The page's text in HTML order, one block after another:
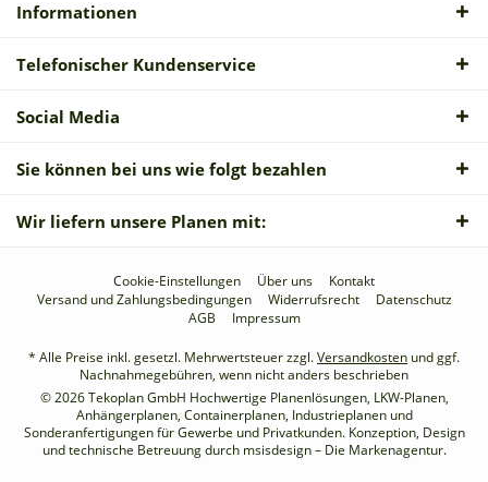
Informationen
Telefonischer Kundenservice
Social Media
Sie können bei uns wie folgt bezahlen
Wir liefern unsere Planen mit:
Cookie-Einstellungen Über uns
Kontakt
Versand und Zahlungsbedingungen
Widerrufsrecht
Datenschutz
AGB
Impressum
* Alle Preise inkl. gesetzl. Mehrwertsteuer zzgl.Versandkosten und ggf.
Nachnahmegebühren, wenn nicht anders beschrieben
© 2026 Tekoplan GmbH Hochwertige Planenlösungen, LKW-Planen,
Anhängerplanen, Containerplanen, Industrieplanen und
Sonderanfertigungen für Gewerbe und Privatkunden. Konzeption, Design
und technische Betreuung durch msisdesign – Die Markenagentur.